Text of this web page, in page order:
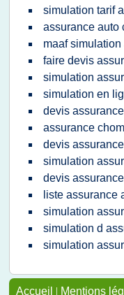
simulation tarif
assurance auto
maaf
faire devis
simulation
simulation en
devis
assurance
devis
simulation
devis
liste assurance
simulation
simulation d
simulation
Accueil | Mentions